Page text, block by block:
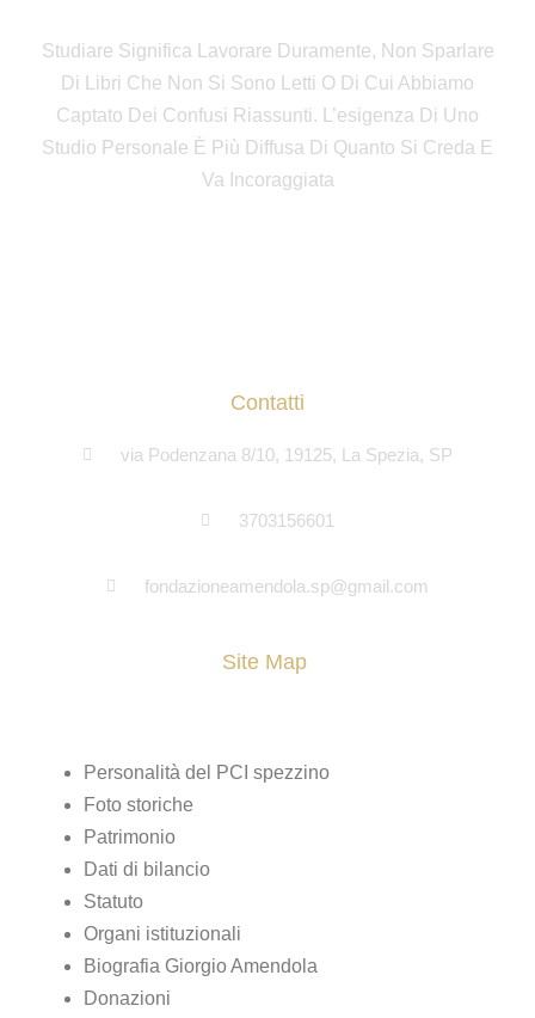
Studiare Significa Lavorare Duramente, Non Sparlare
Di Libri Che Non Si Sono Letti O Di Cui Abbiamo
Captato Dei Confusi Riassunti. L’esigenza Di Uno
Studio Personale È Più Diffusa Di Quanto Si Creda E
Va Incoraggiata
Contatti
via Podenzana 8/10, 19125, La Spezia, SP
3703156601
fondazioneamendola.sp@gmail.com
Site Map
Personalità del PCI spezzino
Foto storiche
Patrimonio
Dati di bilancio
Statuto
Organi istituzionali
Biografia Giorgio Amendola
Donazioni